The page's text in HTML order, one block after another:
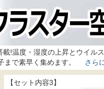
!温度・湿度の上昇とウイル
まで素早く集めます。 さら
【セット内容3】